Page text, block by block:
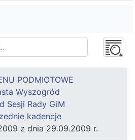
PODMIOTOWE
Wyszogród
Sesji Rady GiM
kadencje
z dnia 29.09.2009 r.